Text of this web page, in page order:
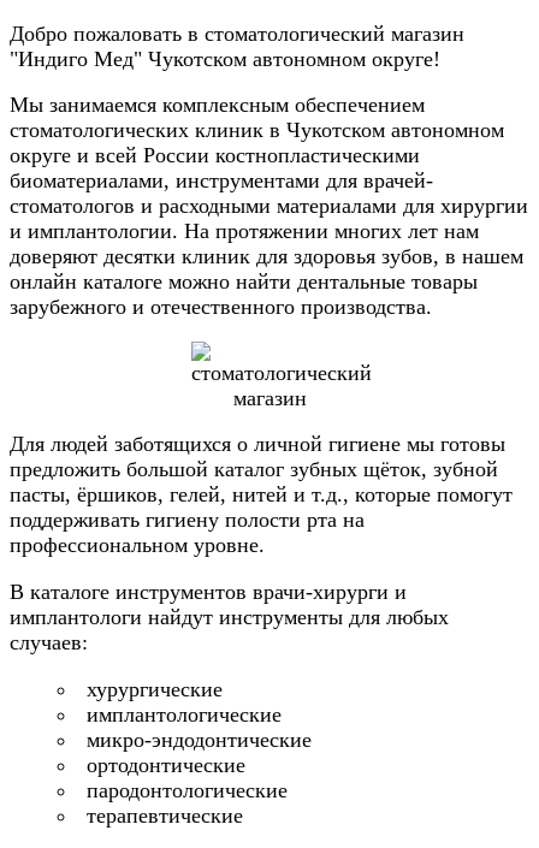
Добро пожаловать в стоматологический магазин
"Индиго Мед" Чукотском автономном округе!
Мы занимаемся комплексным обеспечением
стоматологических клиник в Чукотском автономном
округе и всей России костнопластическими
биоматериалами, инструментами для врачей-
стоматологов и расходными материалами для хирургии
и имплантологии. На протяжении многих лет нам
доверяют десятки клиник для здоровья зубов, в нашем
онлайн каталоге можно найти дентальные товары
зарубежного и отечественного производства.
Для людей заботящихся о личной гигиене мы готовы
предложить большой каталог зубных щёток, зубной
пасты, ёршиков, гелей, нитей и т.д., которые помогут
поддерживать гигиену полости рта на
профессиональном уровне.
В каталоге инструментов врачи-хирурги и
имплантологи найдут инструменты для любых
случаев:
хурургические
имплантологические
микро-эндодонтические
ортодонтические
пародонтологические
терапевтические